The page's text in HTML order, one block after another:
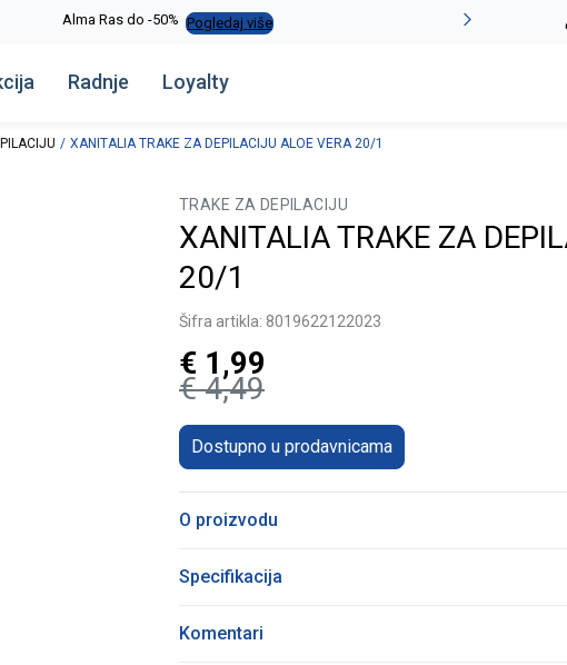
Alma Ras do -50% Pogledaj više
Radnje Loyalty
XANITALIA TRAKE ZA DEPILACIJU ALOE VERA 20/1
TRAKE ZA DEPILACIJU
XANITALIA TRAKE ZA
20/1
Šifra artikla: 8019622122023
€ 4,49
€ 1,99
Dostupno u prodavnicama
O proizvodu
Specifikacija
Komentari